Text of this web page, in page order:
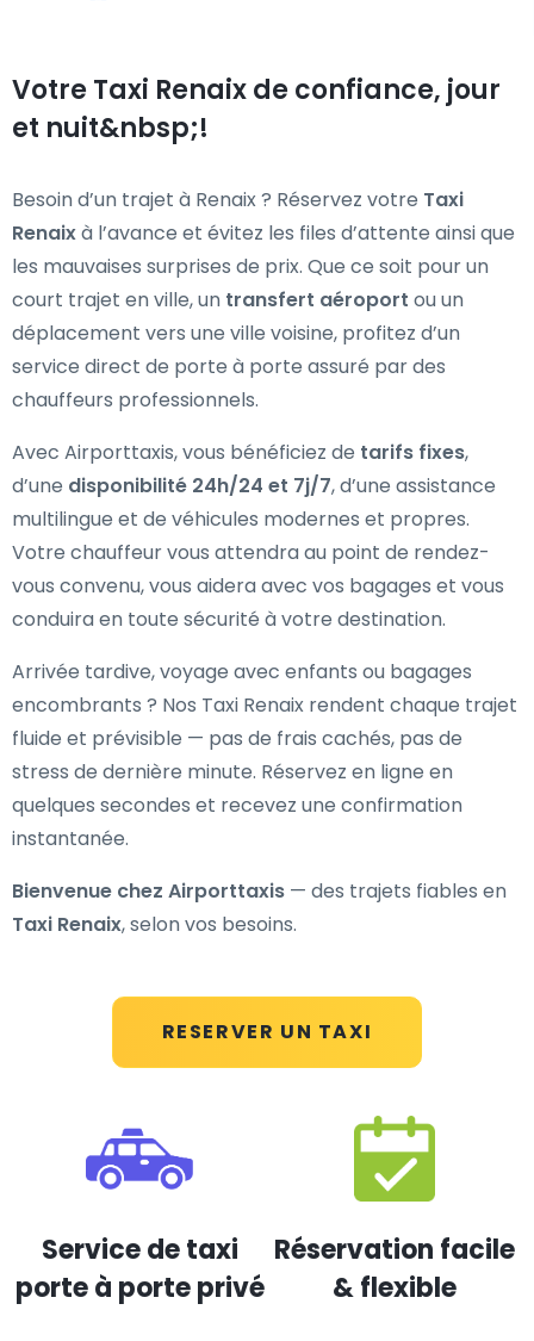
RESERVER UN TAXI
Votre Taxi Renaix de confiance, jour
et nuit&nbsp;!
Besoin d’un trajet à Renaix ? Réservez votre Taxi
Renaixà l’avance et évitez les files d’attente ainsi que
les mauvaises surprises de prix. Que ce soit pour un
court trajet en ville, un transfert aéroport ou un
déplacement vers une ville voisine, profitez d’un
service direct de porte à porte assuré par des
chauffeurs professionnels.
Avec Airporttaxis, vous bénéficiez de tarifs fixes,
d’une disponibilité 24h/24 et 7j/7, d’une assistance
multilingue et de véhicules modernes et propres.
Votre chauffeur vous attendra au point de rendez-
vous convenu, vous aidera avec vos bagages et vous
conduira en toute sécurité à votre destination.
Arrivée tardive, voyage avec enfants ou bagages
encombrants ? Nos Taxi Renaix rendent chaque trajet
fluide et prévisible — pas de frais cachés, pas de
stress de dernière minute. Réservez en ligne en
quelques secondes et recevez une confirmation
instantanée.
Bienvenue chez Airporttaxis — des trajets fiables en
Taxi Renaix, selon vos besoins.
Service de taxi
porte à porte privé
Réservation facile
& flexible